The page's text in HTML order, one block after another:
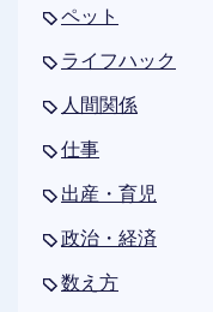
ペット
ライフハック
人間関係
仕事
出産・育児
政治・経済
数え方